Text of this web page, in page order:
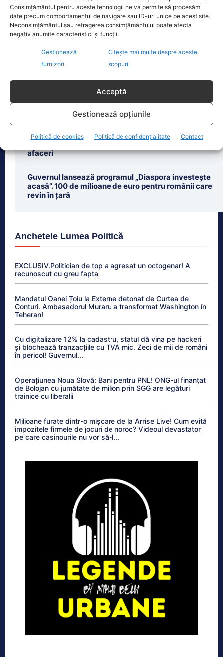
Consimțământul pentru aceste tehnologii ne va permite să procesăm
date precum comportamentul de navigare sau ID-uri unice pe acest site.
Neconsimțământul sau retragerea consimțământului poate afecta
negativ anumite caracteristici și funcții.
Gestionează
furnizori
Citește mai multe despre aceste
scopuri
Acceptă
Gestionează opțiunile
Politică de cookies Politică de confidențialitate Contact
vineri, după ce și-a prins mâna
dreaptă[...]
Ultimele știri
Răspunsul lui Donald Trump pentru Zelenski schimbă
tonul discuției: „Și noi vrem rachete”
Oferta lui Bolojan pentru românii din diaspora:
afaceri
Guvernul lansează programul „Diaspora investește
acasă”. 100 de milioane de euro pentru românii care
revin în țară
Anchetele Lumea Politică
EXCLUSIV.Politician de top a agresat un octogenar! A
recunoscut cu greu fapta
Mandatul Oanei Țoiu la Externe detonat de Curtea de
Conturi. Ambasadorul Muraru a transformat Washington în
Teheran!
Cu digitalizare 12% la cadastru, statul dă vina pe hackeri
și blochează tranzacțiile cu TVA mic. Zeci de mii de români
în pericol! Guvernul...
Operațiunea Noua Slovă: Bani pentru PNL! ONG-ul finanțat
de Bolojan cu jumătate de milion prin SGG are legături
trainice cu liberalii
Milioane furate dintr-o mișcare de la Arrise Live! Cum evită
impozitele firmele de jocuri de noroc? Videoul devastator
pe care casinourile nu vor să-l...